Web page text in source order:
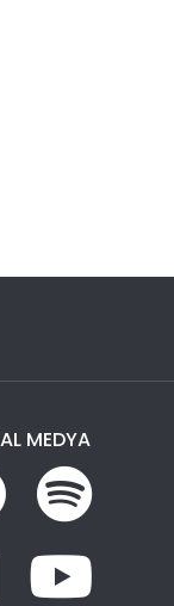
MEDYA